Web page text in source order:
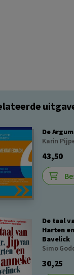
De
Karin
43,50
De taal
Harten
Bavelick
Simo
30,25